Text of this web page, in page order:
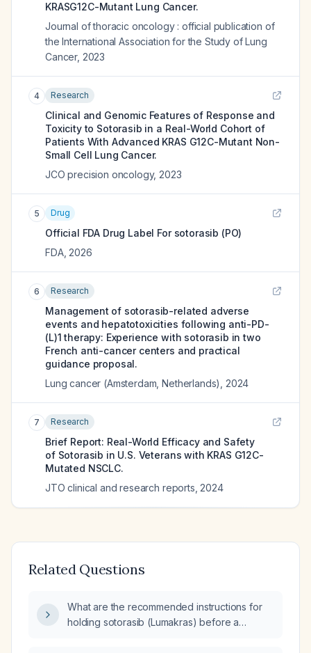
KRASG12C-Mutant Lung Cancer.
Journal of thoracic oncology : official publication of
the International Association for the Study of Lung
Cancer, 2023
4 Research
Clinical and Genomic Features of Response and
Toxicity to Sotorasib in a Real-World Cohort of
Patients With Advanced KRAS G12C-Mutant Non-
Small Cell Lung Cancer.
JCO precision oncology, 2023
5 Drug
Official FDA Drug Label For sotorasib (PO)
FDA, 2026
6 Research
Management of sotorasib-related adverse
events and hepatotoxicities following anti-PD-
(L)1 therapy: Experience with sotorasib in two
French anti-cancer centers and practical
guidance proposal.
Lung cancer (Amsterdam, Netherlands)
2024
7 Research
Brief Report: Real-World Efficacy and Safety
of Sotorasib in U.S. Veterans with KRAS G12C-
Mutated NSCLC.
JTO clinical and research reports 2024
Related Questions
What are the recommended instructions for
holding sotorasib (Lumakras) before a